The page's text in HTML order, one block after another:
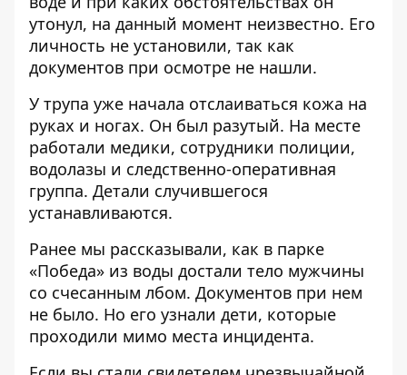
утонул, на данный момент неизвестно. Его
личность не установили, так как
документов при осмотре не нашли.
У трупа уже начала отслаиваться кожа на
руках и ногах. Он был разутый. На месте
работали медики, сотрудники полиции,
водолазы и следственно-оперативная
группа. Детали случившегося
устанавливаются.
Ранее мы рассказывали, как в парке
«Победа» из воды достали тело мужчины
со счесанным лбом. Документов при нем
не было. Но его узнали дети, которые
проходили мимо места инцидента.